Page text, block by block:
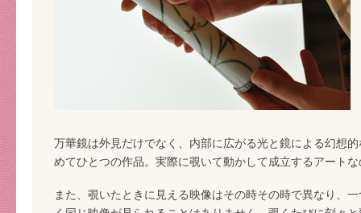
万華鏡は外見だけでなく、内部に広がる光と鏡による幻想
めてひとつの作品。実際に覗いて動かして成立するアート
また、覗いたときに見える映像はその時その時で異なり、